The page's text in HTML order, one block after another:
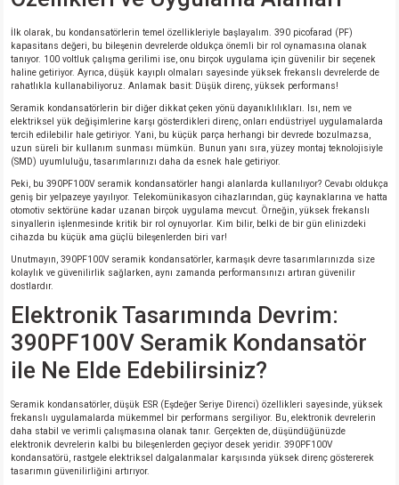
MARKA)
İlk olarak, bu kondansatörlerin temel özellikleriyle başlayalım. 390 picofarad (PF)
kapasitans değeri, bu bileşenin devrelerde oldukça önemli bir rol oynamasına olanak
tanıyor. 100 voltluk çalışma gerilimi ise, onu birçok uygulama için güvenilir bir seçenek
haline getiriyor. Ayrıca, düşük kayıplı olmaları sayesinde yüksek frekanslı devrelerde de
rahatlıkla kullanabiliyoruz. Anlamak basit: Düşük direnç, yüksek performans!
Seramik kondansatörlerin bir diğer dikkat çeken yönü dayanıklılıkları. Isı, nem ve
elektriksel yük değişimlerine karşı gösterdikleri direnç, onları endüstriyel uygulamalarda
tercih edilebilir hale getiriyor. Yani, bu küçük parça herhangi bir devrede bozulmazsa,
uzun süreli bir kullanım sunması mümkün. Bunun yanı sıra, yüzey montaj teknolojisiyle
(SMD) uyumluluğu, tasarımlarınızı daha da esnek hale getiriyor.
Peki, bu 390PF100V seramik kondansatörler hangi alanlarda kullanılıyor? Cevabı oldukça
geniş bir yelpazeye yayılıyor. Telekomünikasyon cihazlarından, güç kaynaklarına ve hatta
otomotiv sektörüne kadar uzanan birçok uygulama mevcut. Örneğin, yüksek frekanslı
sinyallerin işlenmesinde kritik bir rol oynuyorlar. Kim bilir, belki de bir gün elinizdeki
cihazda bu küçük ama güçlü bileşenlerden biri var!
Unutmayın, 390PF100V seramik kondansatörler, karmaşık devre tasarımlarınızda size
kolaylık ve güvenilirlik sağlarken, aynı zamanda performansınızı artıran güvenilir
dostlardır.
Elektronik Tasarımında Devrim:
390PF100V Seramik Kondansatör
ile Ne Elde Edebilirsiniz?
Seramik kondansatörler, düşük ESR (Eşdeğer Seriye Direnci) özellikleri sayesinde, yüksek
frekanslı uygulamalarda mükemmel bir performans sergiliyor. Bu, elektronik devrelerin
daha stabil ve verimli çalışmasına olanak tanır. Gerçekten de, düşündüğünüzde
elektronik devrelerin kalbi bu bileşenlerden geçiyor desek yeridir. 390PF100V
kondansatörü, rastgele elektriksel dalgalanmalar karşısında yüksek direnç göstererek
tasarımın güvenilirliğini artırıyor.